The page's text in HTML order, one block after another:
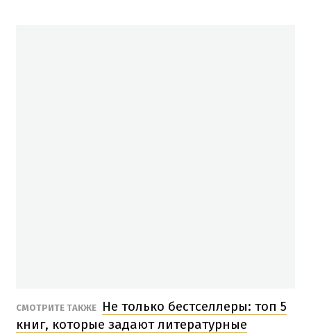
СМОТРИТЕ ТАКЖЕ
Не только бестселлеры: топ 5
книг, которые задают литературные